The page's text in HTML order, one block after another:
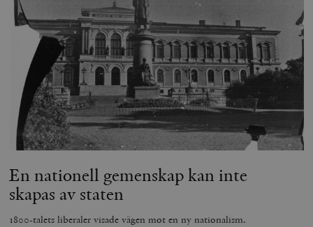
En nationell gemenskap kan inte
skapas av staten
1800-talets liberaler visade vägen mot en ny nationalism.